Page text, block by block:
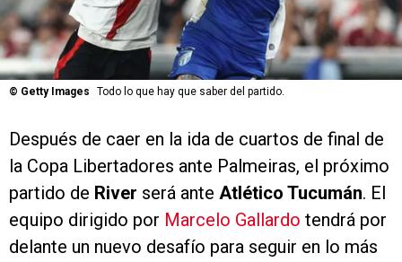
© Getty Images Todo lo que hay que saber del partido.
Después de caer en la ida de cuartos de final de
la Copa Libertadores ante Palmeiras, el próximo
partido de River será ante Atlético Tucumán. El
equipo dirigido por Marcelo Gallardo tendrá por
delante un nuevo desafío para seguir en lo más